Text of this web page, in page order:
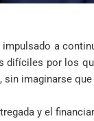
a
difíciles por los
imaginarse
y el